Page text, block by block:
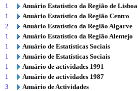
1
Anuário Estatístico da Região de Lisboa
1
Anuário Estatístico da Região Centro
2
Anuário Estatístico da Região Algarve
1
Anuário Estatístico da Região Alentejo
1
Anuário de Estatísticas Sociais
1
Anuário de Estatísticas Sociais
1
Anuário de actividades 1991
1
Anuário de actividades 1987
3
Anuário de Actividades